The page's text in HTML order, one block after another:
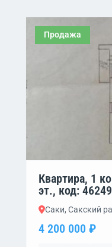
Продажа
Квартира, 1
эт., код:
Саки, Сакский
4 200 000 ₽